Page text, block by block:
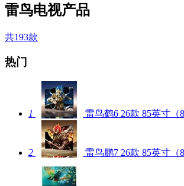
雷鸟电视产品
共193款
热门
1 雷鸟鹤6 26款 85英寸（
2 雷鸟鹏7 26款 85英寸（